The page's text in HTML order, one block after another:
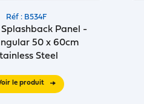
Réf : B534F
Splashback Panel -
50 x 60cm
Steel
le produit